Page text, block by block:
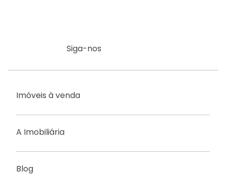
Siga-nos
Imóveis à venda
A Imobiliária
Blog